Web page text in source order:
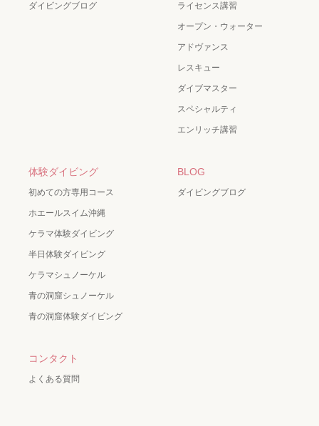
ダイビングブログ ライセンス講習
オープン・ウォーター
アドヴァンス
レスキュー
ダイブマスター
スペシャルティ
エンリッチ講習
体験ダイビング
初めての方専用コース
ホエールスイム沖縄
ケラマ体験ダイビング
半日体験ダイビング
ケラマシュノーケル
青の洞窟シュノーケル
青の洞窟体験ダイビング
BLOG
ダイビングブログ
コンタクト
よくある質問